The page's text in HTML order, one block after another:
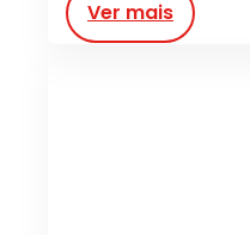
Ver mais